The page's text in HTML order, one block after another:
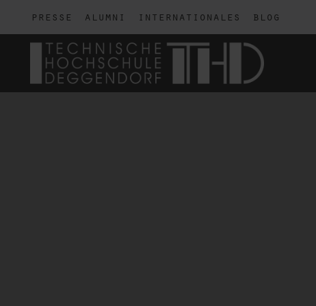
presse alumni internationales blog